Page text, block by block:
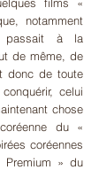
notamment
passait à la
de même, de
donc de toute
celui
chose
du «
coréennes
» du